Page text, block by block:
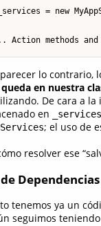
= new
Action methods and
lo contrario,
en nuestra
De cara a
en
_services
; el uso de
resolver ese
Dependencias
tenemos ya un
seguimos